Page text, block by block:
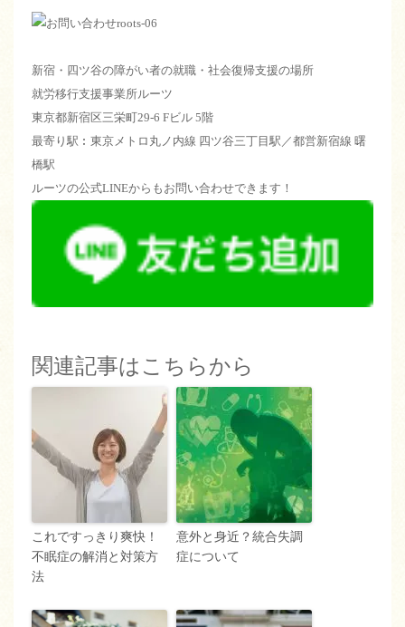
新宿・四ツ谷の障がい者の就職・社会復帰支援の場所
就労移行支援事業所ルーツ
東京都新宿区三栄町29-6 Fビル 5階
最寄り駅︰東京メトロ丸ノ内線 四ツ谷三丁目駅／都営新宿線 曙
橋駅
ルーツの公式LINEからもお問い合わせできます！
関連記事はこちらから
これですっきり爽快！
不眠症の解消と対策方
法
意外と身近？統合失調
症について